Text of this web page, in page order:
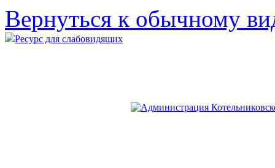
Вернуться к обычному
Ресурс для слабовидящих